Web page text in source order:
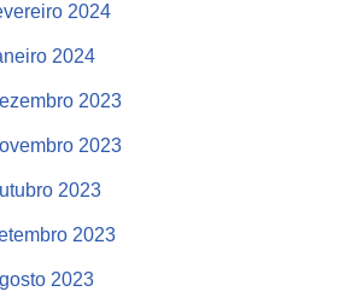
2024
2024
2023
2023
2023
2023
2023